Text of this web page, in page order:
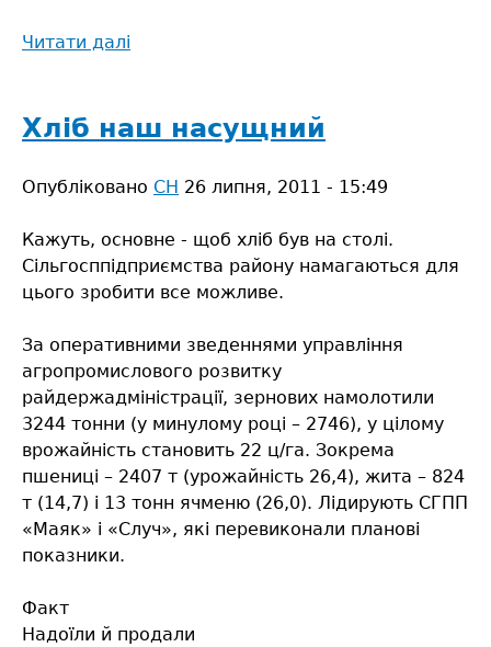
Читати далі
становище
Сарненського
вересень
2011
Хліб наш насущний
Опубліковано СН 26 липня, 2011 - 15:49
Кажуть, основне - щоб хліб був на столі.
Сільгосппідприємства району намагаються для
цього зробити все можливе.
За оперативними зведеннями управління
агропромислового розвитку
райдержадміністрації, зернових намолотили
3244 тонни (у минулому році – 2746), у цілому
врожайність становить 22 ц/га. Зокрема
пшениці – 2407 т (урожайність 26,4), жита – 824
т (14,7) і 13 тонн ячменю (26,0). Лідирують СГПП
«Маяк» і «Случ», які перевиконали планові
показники.
Факт
Надоїли й продали